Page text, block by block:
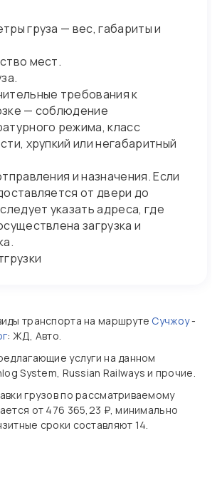
груза — вес, габариты и
мест.
требования к
— соблюдение
режима, класс
хрупкий или негабаритный
и назначения. Если
от двери до
указать адреса, где
загрузка и
транспорта на маршруте Сучжоу-
: ЖД, Авто.
услуги на данном
System, Russian Railways и прочие.
грузов по рассматриваемому
от 476 365,23 ₽, минимально
сроки составляют 14.